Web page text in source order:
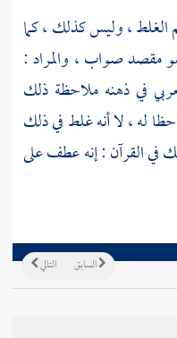
الغلط ، وليس كذلك ، كما
مقصد صواب ، والمراد :
في ذهنه ملاحظة ذلك
له ، لا أنه غلط في ذلك
في القرآن : إنه عطف على
التالي السابق